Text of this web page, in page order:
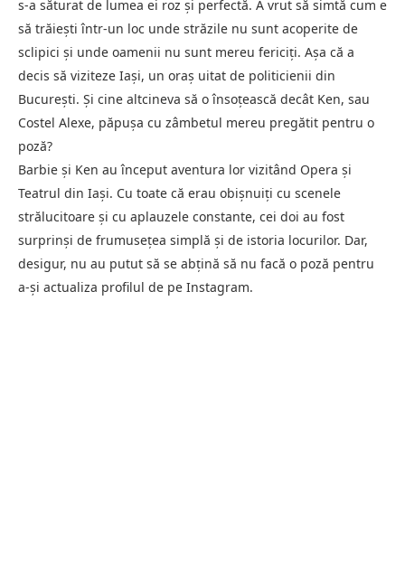
s-a săturat de lumea ei roz și perfectă. A vrut să simtă cum e
să trăiești într-un loc unde străzile nu sunt acoperite de
sclipici și unde oamenii nu sunt mereu fericiți. Așa că a
decis să viziteze Iași, un oraș uitat de politicienii din
București. Și cine altcineva să o însoțească decât Ken, sau
Costel Alexe, păpușa cu zâmbetul mereu pregătit pentru o
poză?
Barbie și Ken au început aventura lor vizitând Opera și
Teatrul din Iași. Cu toate că erau obișnuiți cu scenele
strălucitoare și cu aplauzele constante, cei doi au fost
surprinși de frumusețea simplă și de istoria locurilor. Dar,
desigur, nu au putut să se abțină să nu facă o poză pentru
a-și actualiza profilul de pe Instagram.